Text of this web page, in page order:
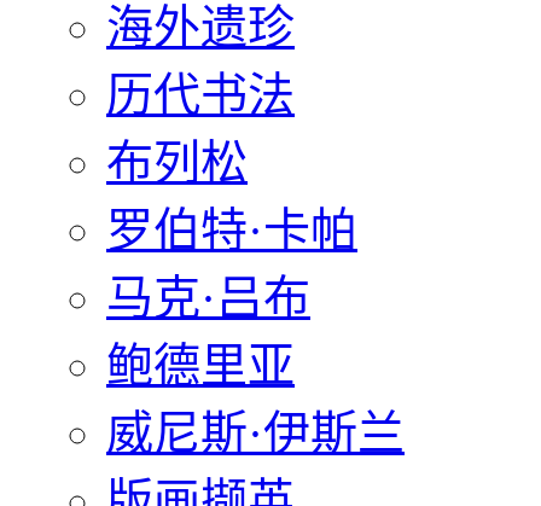
海外遗珍
历代书法
布列松
罗伯特·卡帕
马克·吕布
鲍德里亚
威尼斯·伊斯兰